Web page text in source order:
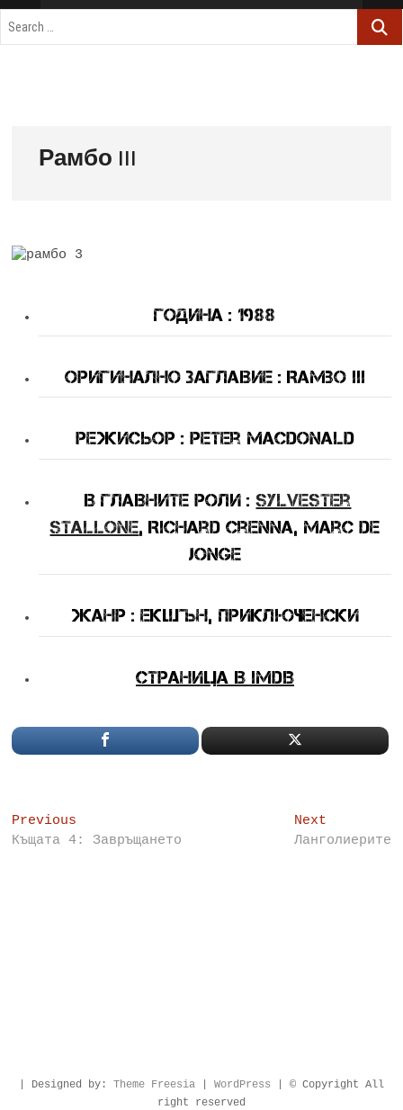
Рамбо III
Година : 1988
оригинално Заглавие : Rambo III
Режисьор : Peter MacDonald
В Главните Роли :Sylvester
Stallone, Richard Crenna, Marc de
Jonge
Жанр : екшън, приключенски
Страница в IMDB
Post
navigation
Previous
post:
Къщата 4: Завръщането
NextNext
post:
Ланголиерите
| Designed by: Theme Freesia| WordPress | © Copyright All
right reserved